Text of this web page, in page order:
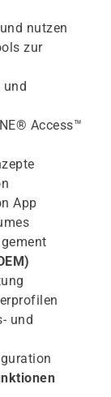
nutzen
zur
Access™
App
und